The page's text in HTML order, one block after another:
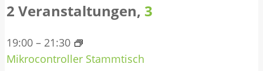
2 Veranstaltungen, 3
19:00 – 21:30
Mikrocontroller Stammtisch